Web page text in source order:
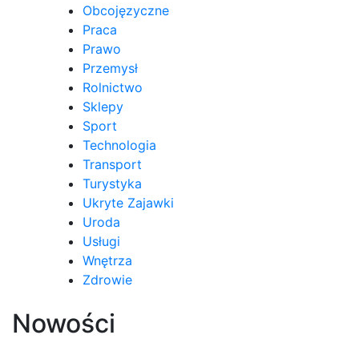
Obcojęzyczne
Praca
Prawo
Przemysł
Rolnictwo
Sklepy
Sport
Technologia
Transport
Turystyka
Ukryte Zajawki
Uroda
Usługi
Wnętrza
Zdrowie
Nowości